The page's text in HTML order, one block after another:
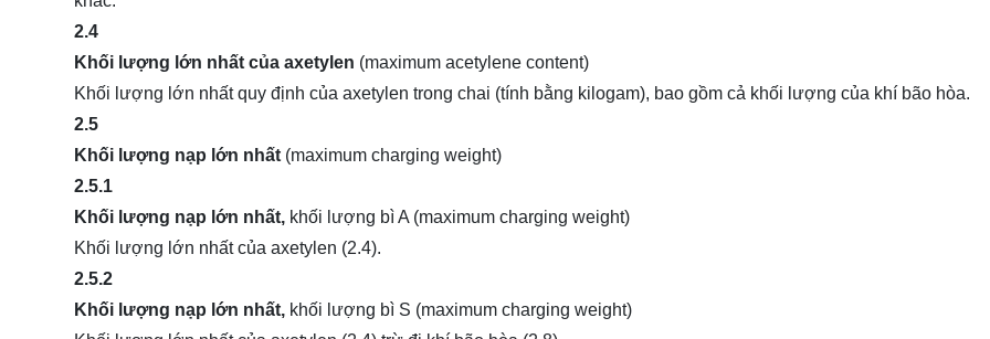
2.4
Khối lượng lớn nhất của axetylen (maximum acetylene content)
Khối lượng lớn nhất quy định của axetylen trong chai (tính bằng kilogam), bao gồm cả khối lượng của khí bão hòa.
2.5
Khối lượng nạp lớn nhất (maximum charging weight)
2.5.1
Khối lượng nạp lớn nhất, khối lượng bì A (maximum charging weight)
Khối lượng lớn nhất của axetylen (2.4).
2.5.2
Khối lượng nạp lớn nhất, khối lượng bì S (maximum charging weight)